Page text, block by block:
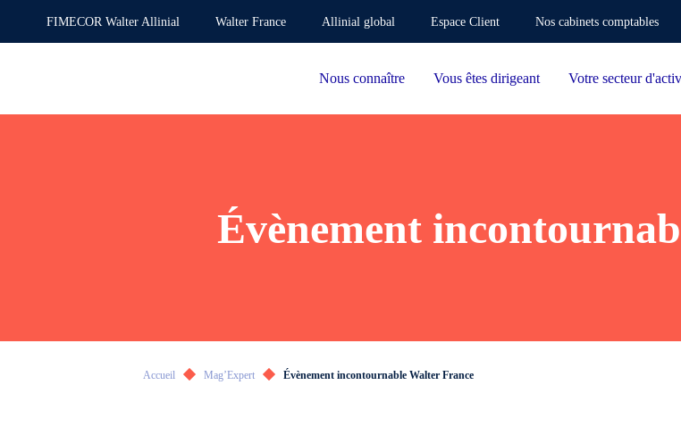
FIMECOR Walter Allinial Walter France Allinial global Espace Client Nos cabinets comptables
Nous connaître Vous êtes dirigeant Votre secteur
Évènement
Accueil Mag’Expert Évènement incontournable Walter France